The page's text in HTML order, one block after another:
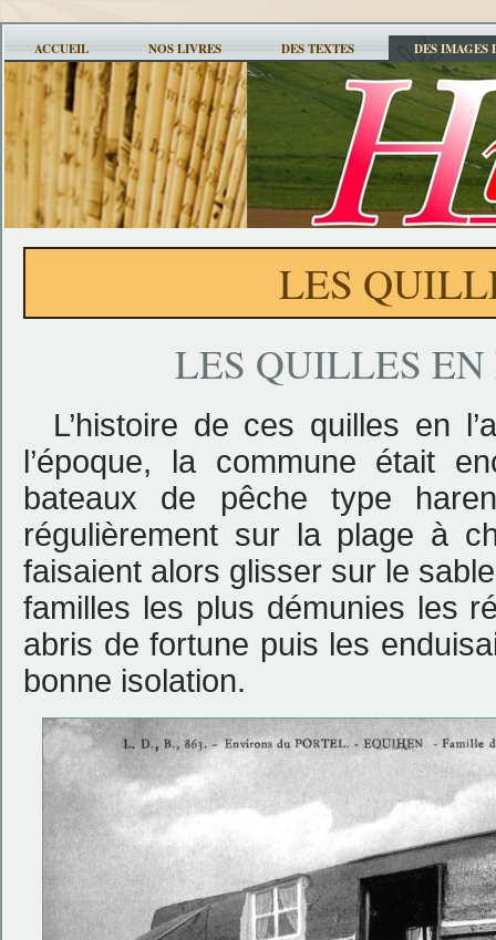
ACCUEIL NOS LIVRES DES TEXTES DES IMAGES
LES
LES QUILLES
L’histoire de ces quilles en
l’époque, la commune était
bateaux de pêche type
régulièrement sur la plage à
faisaient alors glisser sur le
familles les plus démunies les
abris de fortune puis les
bonne isolation.